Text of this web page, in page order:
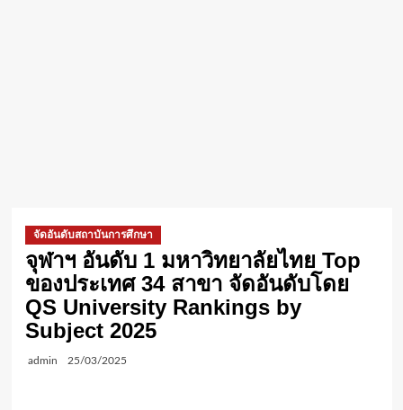
จัดอันดับสถาบันการศึกษา
จุฬาฯ อันดับ 1 มหาวิทยาลัยไทย Top
ของประเทศ 34 สาขา จัดอันดับโดย
QS University Rankings by
Subject 2025
admin 25/03/2025